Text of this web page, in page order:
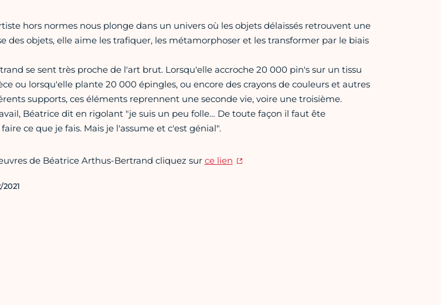
hors normes nous plonge dans un univers où les objets délaissés retrouvent une
des objets, elle aime les trafiquer, les métamorphoser et les transformer par le biais
se sent très proche de l'art brut. Lorsqu'elle accroche 20 000 pin's sur un tissu
ou lorsqu'elle plante 20 000 épingles, ou encore des crayons de couleurs et autres
supports, ces éléments reprennent une seconde vie, voire une troisième.
Béatrice dit en rigolant "je suis un peu folle… De toute façon il faut ête
ce que je fais. Mais je l'assume et c'est génial".
de Béatrice Arthus-Bertrand cliquez sur ce lien